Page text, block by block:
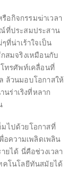
อกิจกรรมฆ่าเวลา
ที่ประสมประสาน
ที่น่าเร้าใจเป็น
สมจริงเหมือนกับ
ทรศัพท์เคลื่อนที่
ล้วนมอบโอกาสให้
ร่าเริงที่หลาก
มไปด้วยโอกาสที่
อความเพลิดเพลิน
ยได้ นี่คือช่วงเวลา
คโนโลยีทันสมัยได้